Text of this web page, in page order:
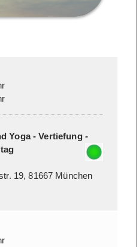
Yoga - Vertiefung -
19, 81667 München